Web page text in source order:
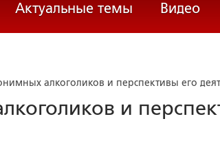
Актуальные темы Видео
алкоголиков и перспективы его
и